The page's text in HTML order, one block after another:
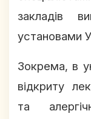
закладів
установами
Зокрема, в
відкриту
та